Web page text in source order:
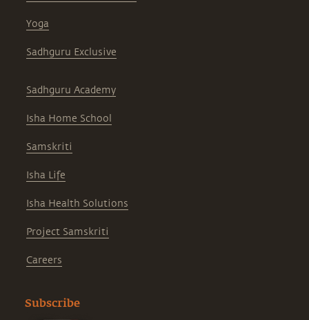
Yoga
Sadhguru Exclusive
Sadhguru Academy
Isha Home School
Samskriti
Isha Life
Isha Health Solutions
Project Samskriti
Careers
Subscribe